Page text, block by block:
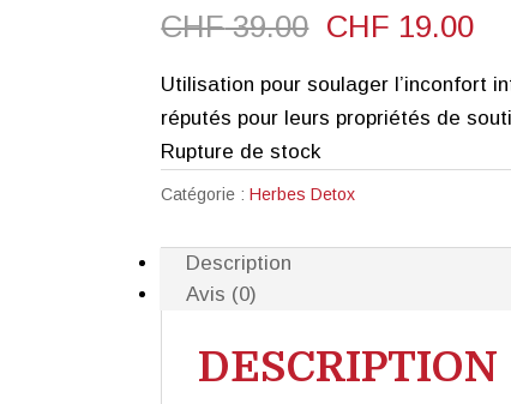
CHF39.00 Le
initial
était :
CHF 39.00.
CHF 19.00Le
Utilisation pour soulager l’inconfort
réputés pour leurs propriétés de
Rupture de stock
Catégorie :Herbes Detox
Description
Avis (0)
DESCRIPTION